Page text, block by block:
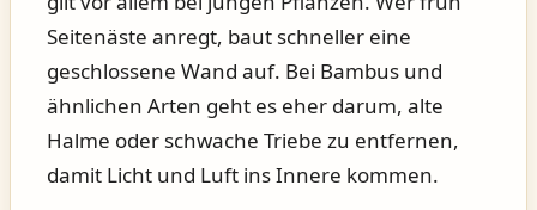
Seitenäste anregt, baut schneller eine
geschlossene Wand auf. Bei Bambus und
ähnlichen Arten geht es eher darum, alte
Halme oder schwache Triebe zu entfernen,
damit Licht und Luft ins Innere kommen.